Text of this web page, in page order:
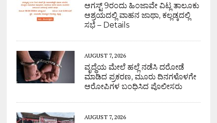
ಆಗಸ್ಟ್ 9ರಂದು ಹಿಂಜಾವೇ ವಿಟ್ಲ ತಾಲೂಕು
ಆಶ್ರಯದಲ್ಲಿ ವಾಹನ ಜಾಥಾ, ಕಲ್ಲಡ್ಕದಲ್ಲಿ
ಸಭೆ – Details
AUGUST 7, 2026
ವೃದ್ಧೆಯ ಮೇಲೆ ಹಲ್ಲೆ ನಡೆಸಿ ದರೋಡೆ
ಮಾಡಿದ ಪ್ರಕರಣ, ಮೂರು ದಿನಗಳೊಳಗೇ
ಆರೋಪಿಗಳ ಬಂಧಿಸಿದ ಪೊಲೀಸರು
AUGUST 7, 2026